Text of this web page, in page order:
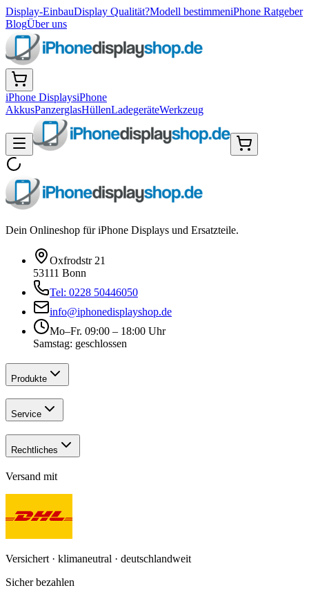
Display-EinbauDisplay Qualität?Modell bestimmeniPhone Ratgeber
BlogÜber uns
iPhone DisplaysiPhone
AkkusPanzerglasHüllenLadegeräteWerkzeug
Dein Onlineshop für iPhone Displays und Ersatzteile.
Oxfrodstr 21
53111 Bonn
Tel: 0228 50446050
info@iphonedisplayshop.de
Mo–Fr. 09:00 – 18:00 Uhr
Samstag: geschlossen
Produkte
Service
Rechtliches
Versand mit
Versichert · klimaneutral · deutschlandweit
Sicher bezahlen